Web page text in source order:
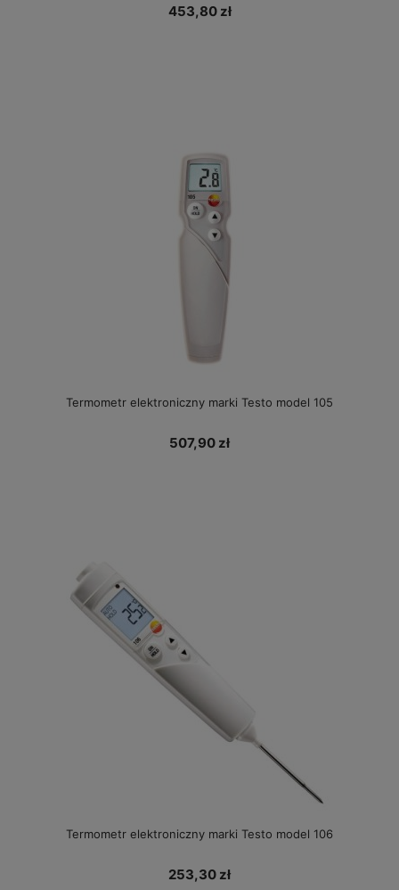
453,80 zł
Termometr elektroniczny marki Testo model 105
507,90 zł
Termometr elektroniczny marki Testo model 106
253,30 zł